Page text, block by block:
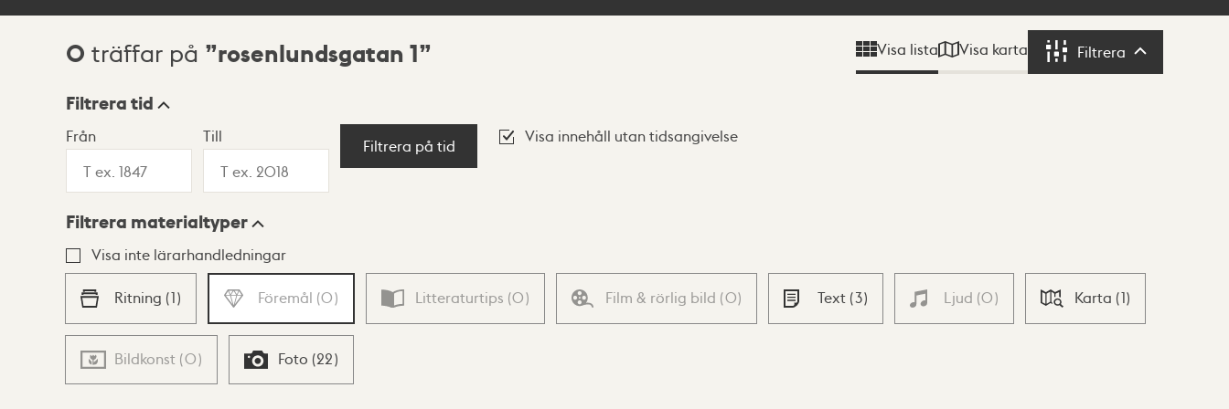
Sökresultat
0 träffar på rosenlundsgatan 1 Visa lista Visa karta Filtrera Filtrera
Visningsläge
Lista Karta
Filtrera tid
Från Till
Filtrera på tid
Visa innehåll utan tidsangivelse
Filtrera materialtyper
Visa inte lärarhandledningar
Ritning (1) Föremål (0) Litteraturtips (0) Film & rörlig bild (0) Text (3) Ljud (0) Karta (1)
Bildkonst (0) Foto (22)